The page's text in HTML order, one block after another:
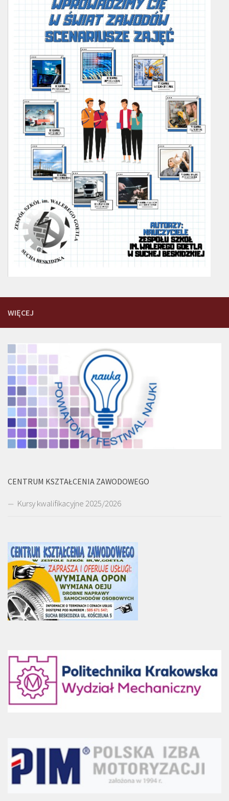
WIĘCEJ
CENTRUM KSZTAŁCENIA ZAWODOWEGO
Kursy kwalifikacyjne 2025/2026